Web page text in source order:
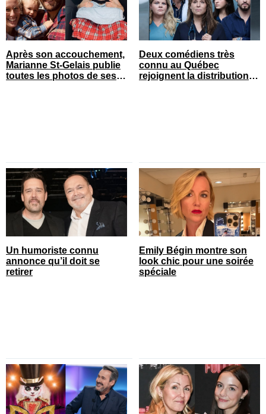
Après son accouchement,
Marianne St-Gelais publie
toutes les photos de ses
Deux comédiens très
connu au Québec
rejoignent la distribution
Un humoriste connu
annonce qu’il doit se
retirer
Emily Bégin montre son
look chic pour une soirée
spéciale